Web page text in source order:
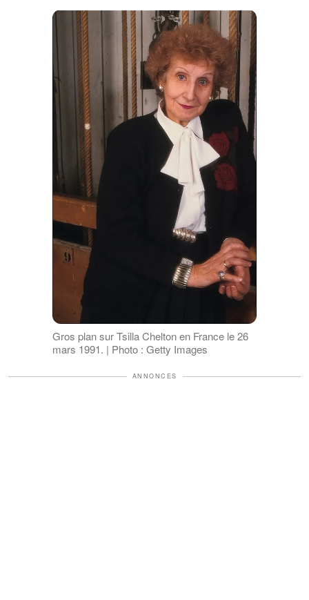
Gros plan sur Tsilla Chelton en France le 26
mars 1991. | Photo : Getty Images
ANNONCES